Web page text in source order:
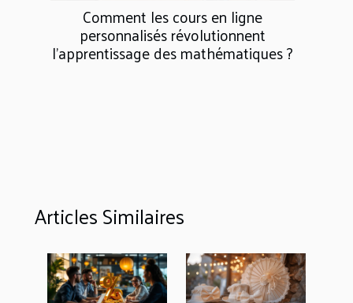
Comment les cours en ligne
personnalisés révolutionnent
l'apprentissage des mathématiques ?
Articles Similaires